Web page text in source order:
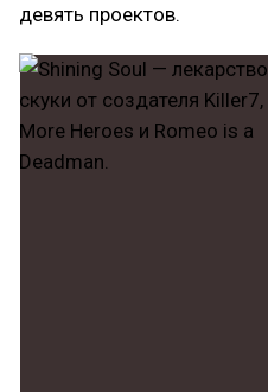
девять проектов.